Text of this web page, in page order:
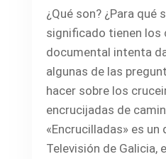
¿Qué son? ¿Para qué
significado tienen los
documental intenta
algunas de las
hacer sobre los
encrucijadas de
«Encrucilladas» es un
Televisión de Galicia,